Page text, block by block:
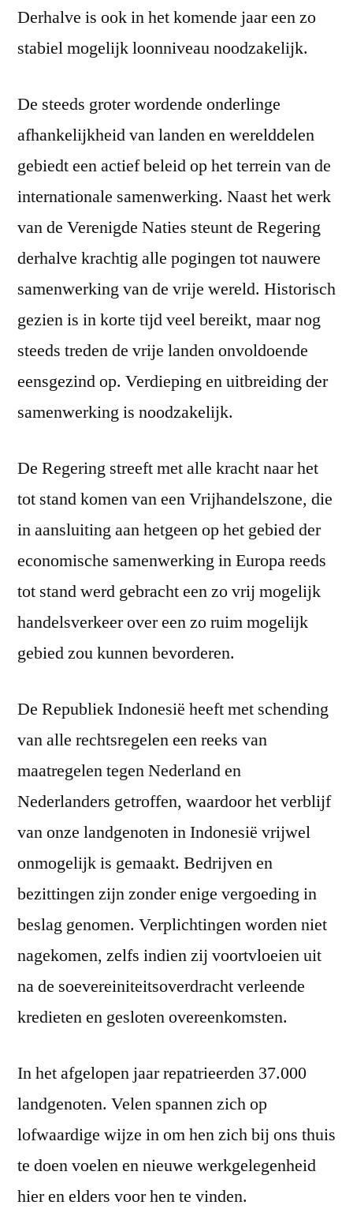
Derhalve is ook in het komende jaar een zo
stabiel mogelijk loonniveau noodzakelijk.
De steeds groter wordende onderlinge
afhankelijkheid van landen en werelddelen
gebiedt een actief beleid op het terrein van de
internationale samenwerking. Naast het werk
van de Verenigde Naties steunt de Regering
derhalve krachtig alle pogingen tot nauwere
samenwerking van de vrije wereld. Historisch
gezien is in korte tijd veel bereikt, maar nog
steeds treden de vrije landen onvoldoende
eensgezind op. Verdieping en uitbreiding der
samenwerking is noodzakelijk.
De Regering streeft met alle kracht naar het
tot stand komen van een Vrijhandelszone, die
in aansluiting aan hetgeen op het gebied der
economische samenwerking in Europa reeds
tot stand werd gebracht een zo vrij mogelijk
handelsverkeer over een zo ruim mogelijk
gebied zou kunnen bevorderen.
De Republiek Indonesië heeft met schending
van alle rechtsregelen een reeks van
maatregelen tegen Nederland en
Nederlanders getroffen, waardoor het verblijf
van onze landgenoten in Indonesië vrijwel
onmogelijk is gemaakt. Bedrijven en
bezittingen zijn zonder enige vergoeding in
beslag genomen. Verplichtingen worden niet
nagekomen, zelfs indien zij voortvloeien uit
na de soevereiniteitsoverdracht verleende
kredieten en gesloten overeenkomsten.
In het afgelopen jaar repatrieerden 37.000
landgenoten. Velen spannen zich op
lofwaardige wijze in om hen zich bij ons thuis
te doen voelen en nieuwe werkgelegenheid
hier en elders voor hen te vinden.